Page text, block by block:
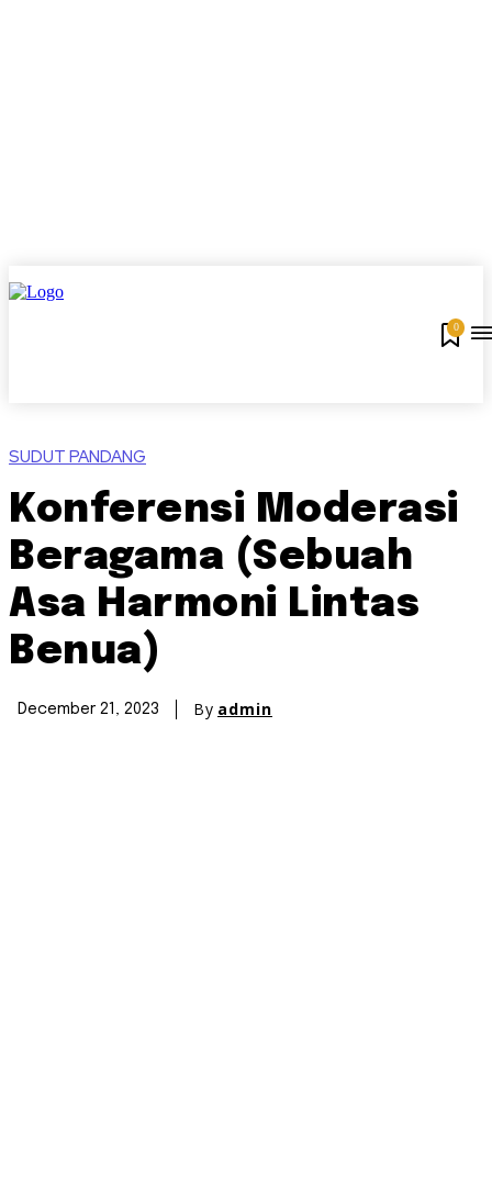
0
SUDUT PANDANG
Konferensi Moderasi
Beragama (Sebuah
Asa Harmoni Lintas
Benua)
December 21, 2023 By admin